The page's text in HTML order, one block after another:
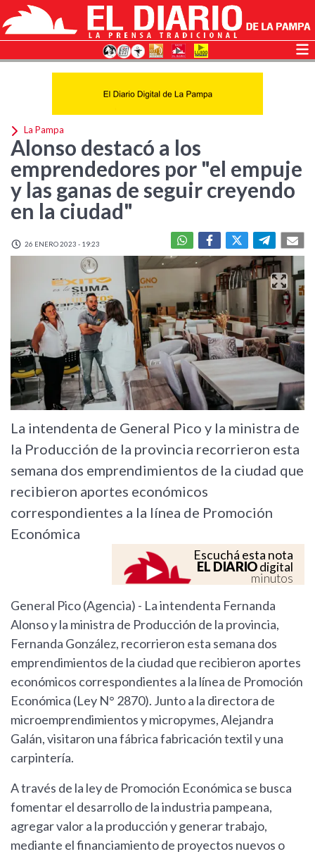
La Pampa
Alonso destacó a los
emprendedores por "el empuje
y las ganas de seguir creyendo
en la ciudad"
26 ENERO 2023 - 19:23
La intendenta de General Pico y la ministra de
la Producción de la provincia recorrieron esta
semana dos emprendimientos de la ciudad que
recibieron aportes económicos
correspondientes a la línea de Promoción
Económica
Escuchá esta nota
EL DIARIOdigital
minutos
General Pico (Agencia) - La intendenta Fernanda
Alonso y la ministra de Producción de la provincia,
Fernanda González, recorrieron esta semana dos
emprendimientos de la ciudad que recibieron aportes
económicos correspondientes a la línea de Promoción
Económica (Ley N° 2870). Junto a la directora de
microemprendimientos y micropymes, Alejandra
Galán, visitaron una fábrica fabricación textil y una
carpintería.
A través de la ley de Promoción Económica se busca
fomentar el desarrollo de la industria pampeana,
agregar valor a la producción y generar trabajo,
mediante el financiamiento de proyectos nuevos o